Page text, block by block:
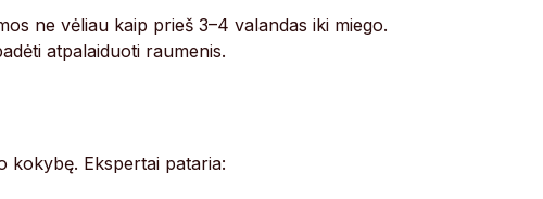
ne vėliau kaip prieš 3–4 valandas iki miego.
atpalaiduoti raumenis.
kokybę. Ekspertai pataria: